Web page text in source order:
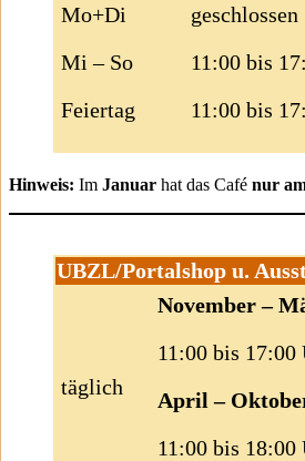
Mo+Di
Mi – So
Feiertag
geschlossen
11:00 bis
11:00 bis
Hinweis: Im Januar hat das Café nur
UBZL/Portalshop u.
täglich
November –
11:00 bis 17:00
April –
11:00 bis 18:00